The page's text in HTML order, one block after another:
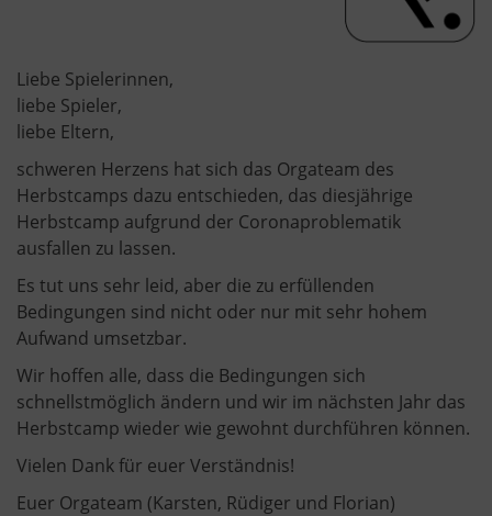
Liebe Spielerinnen,
liebe Spieler,
liebe Eltern,
schweren Herzens hat sich das Orgateam des
Herbstcamps dazu entschieden, das diesjährige
Herbstcamp aufgrund der Coronaproblematik
ausfallen zu lassen.
Es tut uns sehr leid, aber die zu erfüllenden
Bedingungen sind nicht oder nur mit sehr hohem
Aufwand umsetzbar.
Wir hoffen alle, dass die Bedingungen sich
schnellstmöglich ändern und wir im nächsten Jahr das
Herbstcamp wieder wie gewohnt durchführen können.
Vielen Dank für euer Verständnis!
Euer Orgateam (Karsten, Rüdiger und Florian)